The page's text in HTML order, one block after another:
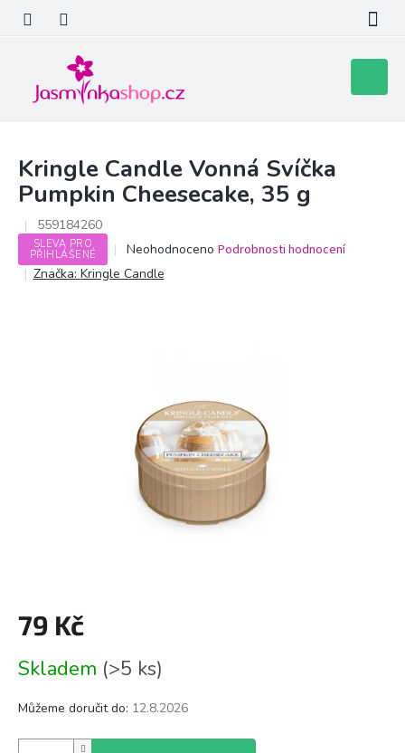
obsah
košík
Kringle Candle Vonná Svíčka
Pumpkin Cheesecake, 35 g
559184260
SLEVA PRO
PŘIHLÁŠENÉ
Průměrné
hodnocení
produktu
Neohodnoceno Podrobnosti hodnocení
Značka: Kringle Candle
79 Kč
cena:
Skladem (>5 ks)
Můžeme doručit do: 12.8.2026